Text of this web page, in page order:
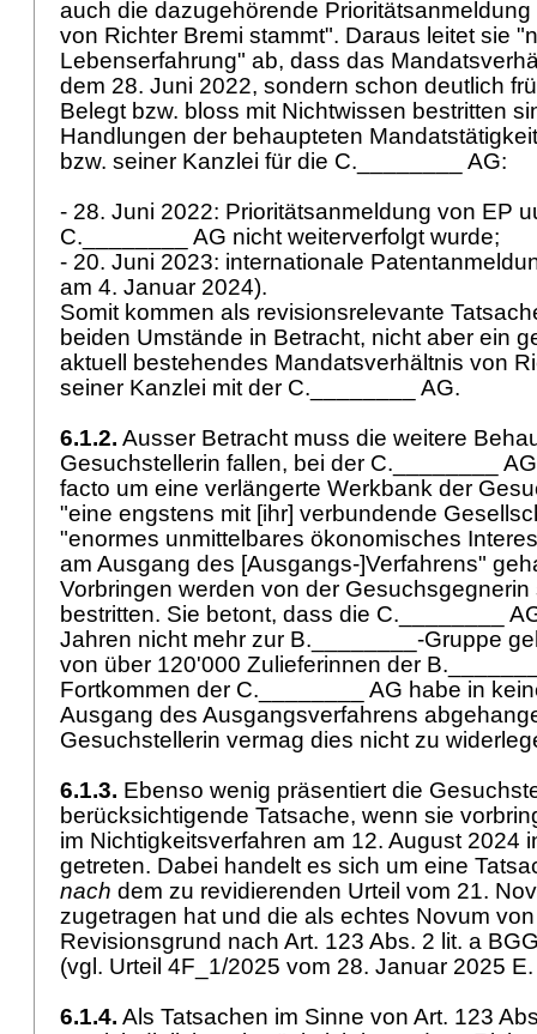
auch die dazugehörende
von Richter Bremi stammt". Daraus leitet sie
Lebenserfahrung" ab, dass das
dem 28. Juni 2022, sondern schon deutlich
Belegt bzw. bloss mit Nichtwissen bestritten
Handlungen der behaupteten
bzw. seiner Kanzlei für die C.________ AG:
- 28. Juni 2022: Prioritätsanmeldung von EP
C.________ AG nicht weiterverfolgt wurde;
- 20. Juni 2023: internationale
am 4. Januar 2024).
Somit kommen als revisionsrelevante
beiden Umstände in Betracht, nicht aber ein
aktuell bestehendes Mandatsverhältnis von
seiner Kanzlei mit der C.________ AG.
6.1.2. Ausser Betracht muss die weitere
Gesuchstellerin fallen, bei der C.________
facto um eine verlängerte Werkbank der
"eine engstens mit [ihr] verbundende
"enormes unmittelbares ökonomisches
am Ausgang des [Ausgangs-]Verfahrens"
Vorbringen werden von der Gesuchsgegnerin
bestritten. Sie betont, dass die C.________
Jahren nicht mehr zur B.________-Gruppe
von über 120'000 Zulieferinnen der
Fortkommen der C.________ AG habe in
Ausgang des Ausgangsverfahrens
Gesuchstellerin vermag dies nicht zu
6.1.3. Ebenso wenig präsentiert die
berücksichtigende Tatsache, wenn sie
im Nichtigkeitsverfahren am 12. August 2024
getreten. Dabei handelt es sich um eine
nach dem zu revidierenden Urteil vom 21.
zugetragen hat und die als echtes Novum
Revisionsgrund nach Art. 123 Abs. 2 lit. a
(vgl. Urteil 4F_1/2025 vom 28. Januar 2025
6.1.4. Als Tatsachen im Sinne von Art. 123